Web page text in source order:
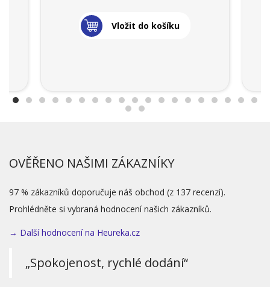
Vložit do košíku
OVĚŘENO NAŠIMI ZÁKAZNÍKY
97 % zákazníků doporučuje náš obchod (z 137 recenzí).
Prohlédněte si vybraná hodnocení našich zákazníků.
→ Další hodnocení na Heureka.cz
„Spokojenost, rychlé dodání“